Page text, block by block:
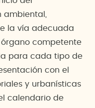
la vía adecuada
competente
para cada tipo de
con el
y urbanísticas
calendario de